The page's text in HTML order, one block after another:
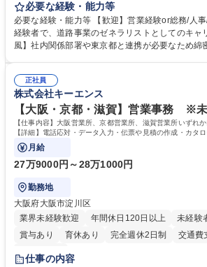
等のフロント部門の部署等幅広い部署での業務を
制度やキャリア支援が充実しております！ ※下記業務詳細 【
管理部門：広報、人事、経理など当公社の運営に
門：駐車場の新規開拓、管理運営、新宿駅西口広
道路施設や道路工事現場の見学ツアー事業 ※入社
へ配属。※業務内容変更の範囲：会社の定める業務 募集職種 【都庁グ
ープ】総合職（事務）◇残業月平均9時間未満／
必要な経験・能力等
必要な経験・能力等 【歓迎】営業経験or総務/人
経験者で、道路事業のゼネラリストとしてのキャ
風】社内関係部署や東京都と連携が必要なため綿
部門など多岐に渡る業務を経験できます。 ■様々
事業の他、新宿駅西口広場内に設置された照明を
イン」の管理運営を行うなど、事業収益を生み出
います。 学歴・資格 学歴：大学院 大学 高専 短大 専修学校 高校 語学力：
資格：
正社員
株式会社キーエンス
【大阪・京都・滋賀】営業事務 ※
【仕事内容】大阪営業所、京都営業所、滋賀営業所いずれ
【詳細】電話応対・データ入力・伝票や見積の作成・カタ
で発生する事務業務や業務改善をお任せ。
月給
27万9000円～28万1000円
勤務地
大阪府大阪市淀川区
業界未経験歓迎
年間休日120日以上 未経験
賞与あり
育休あり 完全週休2日制 交通費
土日祝休み
仕事の内容